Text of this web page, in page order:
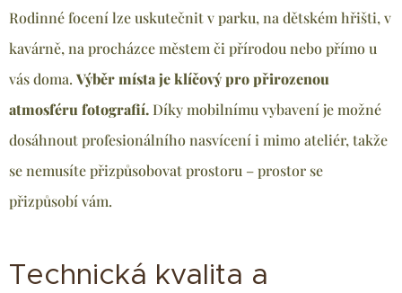
Rodinné focení lze uskutečnit v parku, na dětském hřišti, v
kavárně, na procházce městem či přírodou nebo přímo u
vás doma. Výběr místa je klíčový pro přirozenou
atmosféru fotografií.Díky mobilnímu vybavení je možné
dosáhnout profesionálního nasvícení i mimo ateliér, takže
se nemusíte přizpůsobovat prostoru – prostor se
přizpůsobí vám.
Technická kvalita a